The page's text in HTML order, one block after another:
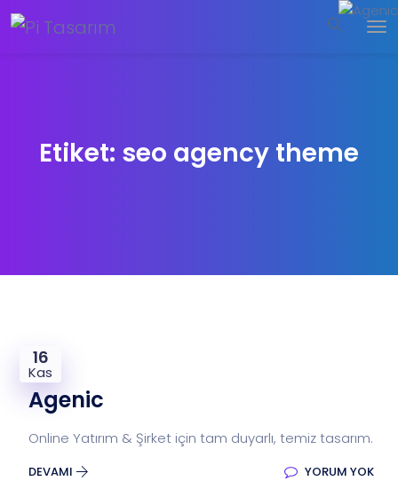
Etiket: seo agency theme
16
Kas
Agenic
Online Yatırım & Şirket için tam duyarlı, temiz tasarım.
DEVAMI YORUM YOK